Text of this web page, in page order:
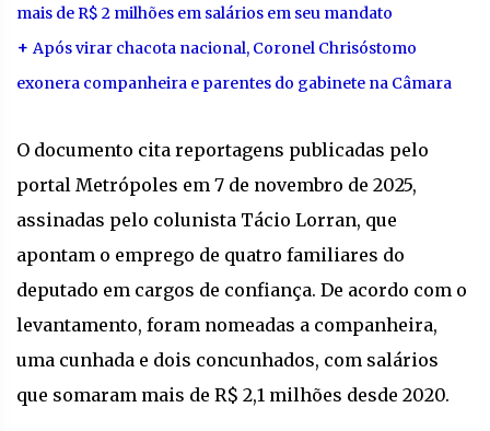
mais de R$ 2 milhões em salários em seu mandato
+ Após virar chacota nacional, Coronel Chrisóstomo
exonera companheira e parentes do gabinete na Câmara
O documento cita reportagens publicadas pelo
portal Metrópoles em 7 de novembro de 2025,
assinadas pelo colunista Tácio Lorran, que
apontam o emprego de quatro familiares do
deputado em cargos de confiança. De acordo com o
levantamento, foram nomeadas a companheira,
uma cunhada e dois concunhados, com salários
que somaram mais de R$ 2,1 milhões desde 2020.